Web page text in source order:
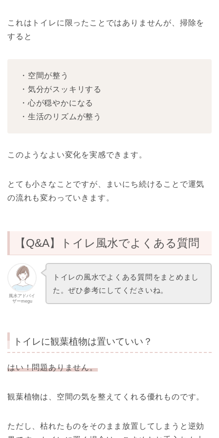
これはトイレに限ったことではありませんが、掃除を
すると
・空間が整う
・気分がスッキリする
・心が穏やかになる
・生活のリズムが整う
このようなよい変化を実感できます。
とても小さなことですが、まいにち続けることで運気
の流れも変わっていきます。
【Q&A】トイレ風水でよくある質問
風水アドバイ
ザーmegu
トイレの風水でよくある質問をまとめまし
た。ぜひ参考にしてくださいね。
トイレに観葉植物は置いていい？
はい！問題ありません。
観葉植物は、空間の気を整えてくれる優れものです。
ただし、枯れたものをそのまま放置してしまうと逆効